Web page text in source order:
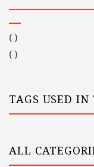
()
()
TAGS USED IN
ALL